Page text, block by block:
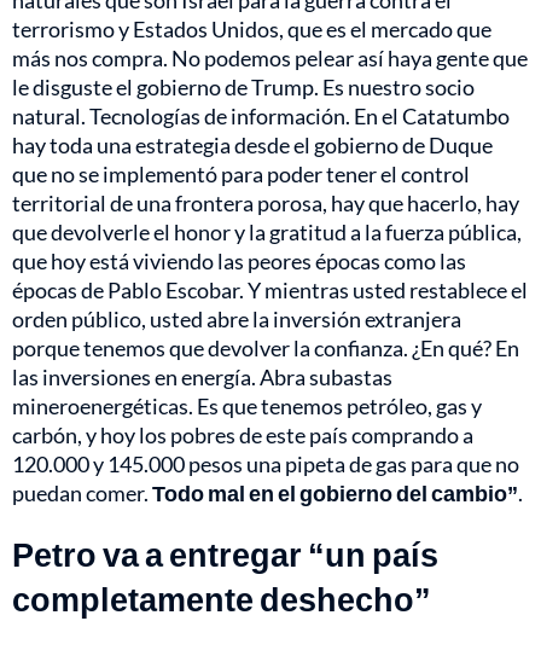
terrorismo y Estados Unidos, que es el mercado que
más nos compra. No podemos pelear así haya gente que
le disguste el gobierno de Trump. Es nuestro socio
natural. Tecnologías de información. En el Catatumbo
hay toda una estrategia desde el gobierno de Duque
que no se implementó para poder tener el control
territorial de una frontera porosa, hay que hacerlo, hay
que devolverle el honor y la gratitud a la fuerza pública,
que hoy está viviendo las peores épocas como las
épocas de Pablo Escobar. Y mientras usted restablece el
orden público, usted abre la inversión extranjera
porque tenemos que devolver la confianza. ¿En qué? En
las inversiones en energía. Abra subastas
mineroenergéticas. Es que tenemos petróleo, gas y
carbón, y hoy los pobres de este país comprando a
120.000 y 145.000 pesos una pipeta de gas para que no
puedan comer.Todo mal en el gobierno del cambio”.
Petro va a entregar “un país
completamente deshecho”